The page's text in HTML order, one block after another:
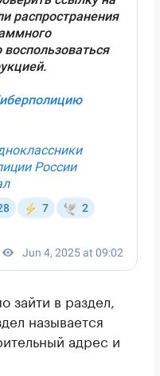
зайти в раздел,
называется
адрес и